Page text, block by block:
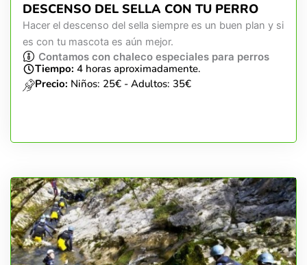
DESCENSO DEL SELLA CON TU PERRO
Hacer el descenso del sella siempre es un buen plan y si
es con tu mascota es aún mejor.
Contamos con chaleco especiales para perros
Tiempo: 4 horas aproximadamente.
Precio: Niños: 25€ - Adultos: 35€